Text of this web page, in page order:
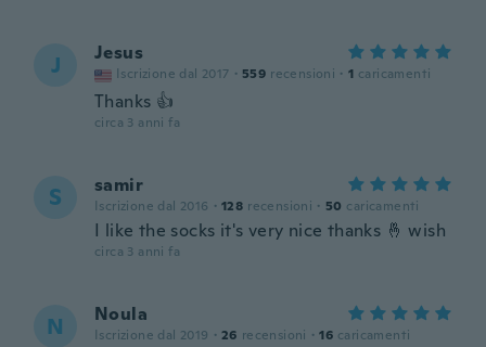
J Jesus
Iscrizione dal 2017 · 559 recensioni · 1 caricamenti
Thanks 👍
circa 3 anni fa
S samir
Iscrizione dal 2016 · 128 recensioni · 50 caricamenti
I like the socks it's very nice thanks 🤞 wish
circa 3 anni fa
N Noula
Iscrizione dal 2019 · 26 recensioni · 16 caricamenti